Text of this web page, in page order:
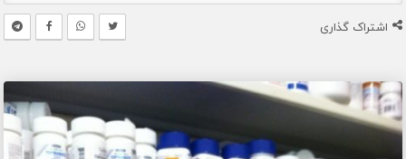
اشتراک گذاری